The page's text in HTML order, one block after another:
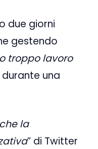
due giorni
gestendo
troppo lavoro
durante una
la
” di Twitter